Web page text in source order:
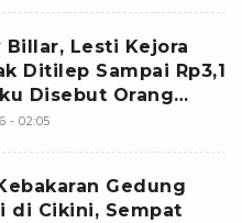
Billar, Lesti Kejora
Ditilep Sampai Rp3,1
Disebut Orang
- 02:05
Gedung
di Cikini, Sempat